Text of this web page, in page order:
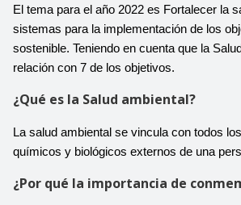
El tema para el año 2022 es Fortalecer la
sistemas para la implementación de los
sostenible. Teniendo en cuenta que la
relación con 7 de los objetivos.
¿Qué es la Salud ambiental?
La salud ambiental se vincula con todos
químicos y biológicos externos de una
¿Por qué la importancia de